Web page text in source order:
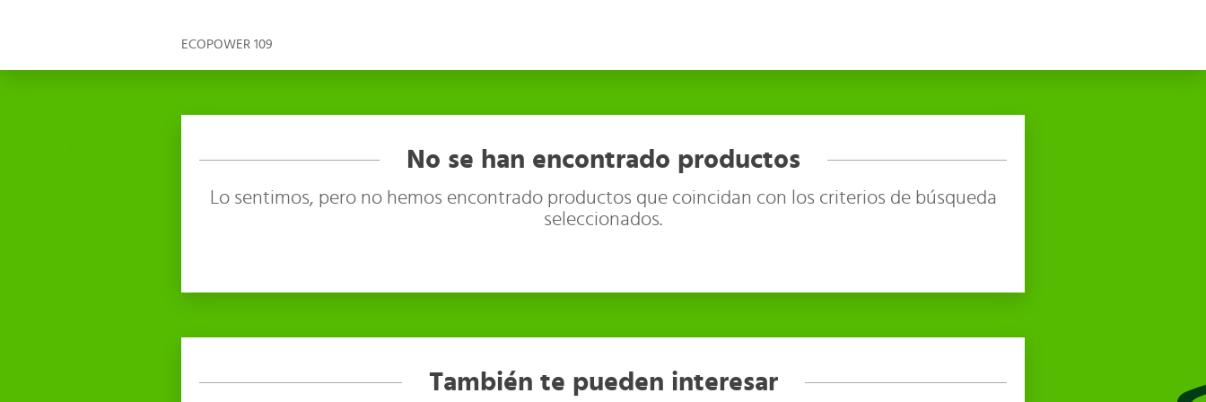
ECOPOWER 109
No se han encontrado productos
Lo sentimos, pero no hemos encontrado productos que coincidan con los criterios de búsqueda
seleccionados.
También te pueden interesar